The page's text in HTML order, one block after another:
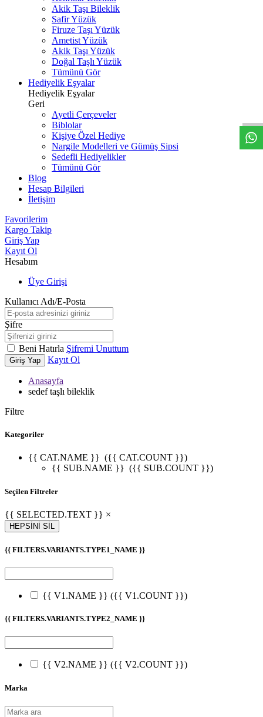
Akik Taşı Bileklik
Safir Yüzük
Firuze Taşı Yüzük
Ametist Yüzük
Akik Taşı Yüzük
Doğal Taşlı Yüzük
Tümünü Gör
Hediyelik Eşyalar
Hediyelik Eşyalar
Geri
Ayetli Çerçeveler
Biblolar
Kişiye Özel Hediye
Nargile Modelleri ve Gümüş Sipsi
Sedefli Hediyelikler
Tümünü Gör
Blog
Hesap Bilgileri
İletişim
Favorilerim
Kargo Takip
Giriş Yap
Kayıt Ol
Hesabım
Üye Girişi
Kullanıcı Adı/E-Posta
Şifre
Beni Hatırla Şifremi Unuttum
Giriş Yap Kayıt Ol
Anasayfa
sedef taşlı bileklik
Filtre
Kategoriler
{{ CAT.NAME }} ({{ CAT.COUNT }})
{{ SUB.NAME }} ({{ SUB.COUNT }})
Seçilen Filtreler
{{ SELECTED.TEXT }} ×
HEPSİNİ SİL
{{ FILTERS.VARIANTS.TYPE1_NAME }}
{{ V1.NAME }} ({{ V1.COUNT }})
{{ FILTERS.VARIANTS.TYPE2_NAME }}
{{ V2.NAME }} ({{ V2.COUNT }})
Marka